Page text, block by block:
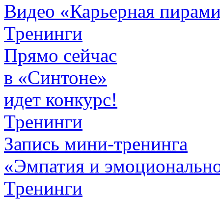
Видео «Карьерная
Тренинги
Прямо сейчас
в «Синтоне»
идет конкурс!
Тренинги
Запись мини-тренинга
«Эмпатия и
Тренинги